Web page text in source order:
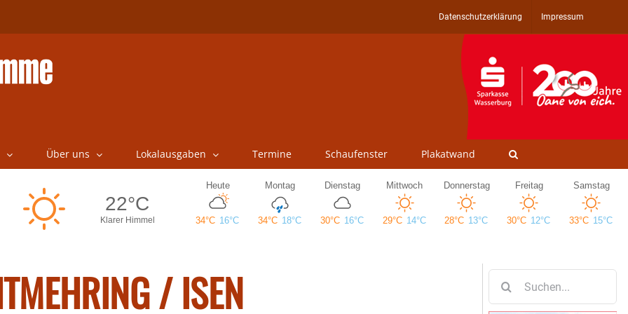
Datenschutzerklärung Impressum
Über uns Lokalausgaben Termine Schaufenster Plakatwand
/ ISEN
nach: